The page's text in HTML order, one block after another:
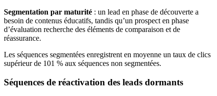
Segmentation par maturité : un lead en phase de découverte a
besoin de contenus éducatifs, tandis qu’un prospect en phase
d’évaluation recherche des éléments de comparaison et de
réassurance.
Les séquences segmentées enregistrent en moyenne un taux de clics
supérieur de 101 % aux séquences non segmentées.
Séquences de réactivation des leads dormants